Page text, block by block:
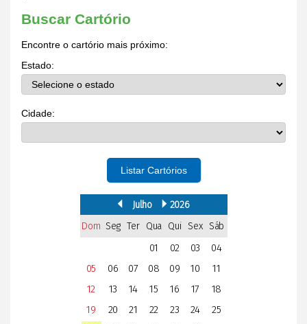
Buscar Cartório
Encontre o cartório mais próximo:
Estado:
Cidade:
Listar Cartórios